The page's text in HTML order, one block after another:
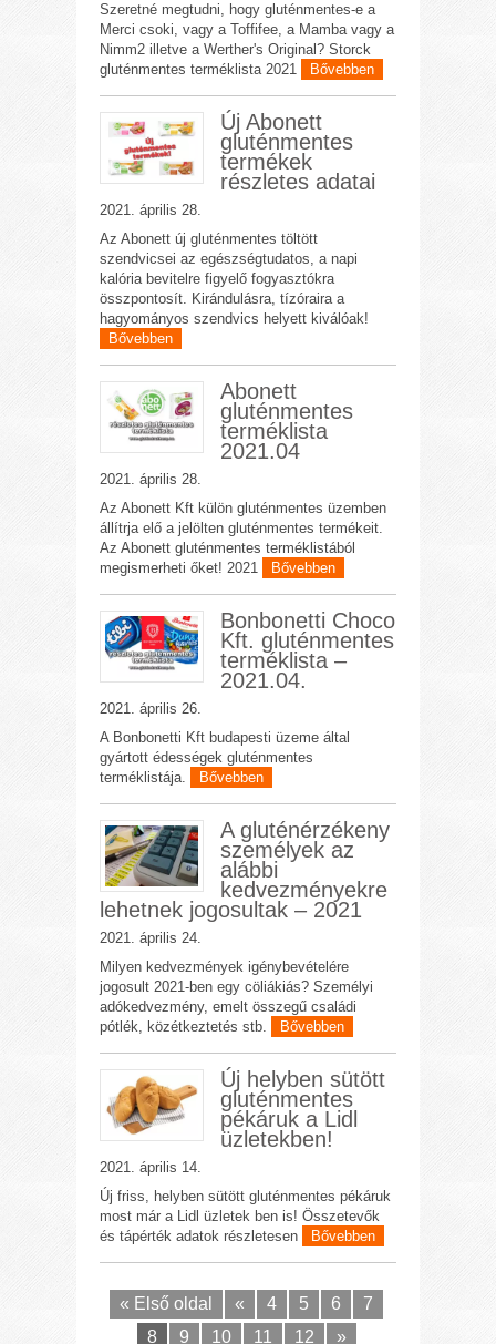
Szeretné megtudni, hogy gluténmentes-e a
Merci csoki, vagy a Toffifee, a Mamba vagy a
Nimm2 illetve a Werther's Original? Storck
gluténmentes terméklista 2021
Bővebben
Új Abonett
gluténmentes
termékek
részletes adatai
2021. április 28.
Az Abonett új gluténmentes töltött
szendvicsei az egészségtudatos, a napi
kalória bevitelre figyelő fogyasztókra
összpontosít. Kirándulásra, tízóraira a
hagyományos szendvics helyett kiválóak!
Bővebben
Abonett
gluténmentes
terméklista
2021.04
2021. április 28.
Az Abonett Kft külön gluténmentes üzemben
állítrja elő a jelölten gluténmentes termékeit.
Az Abonett gluténmentes terméklistából
megismerheti őket! 2021
Bővebben
Bonbonetti Choco
Kft. gluténmentes
terméklista –
2021.04.
2021. április 26.
A Bonbonetti Kft budapesti üzeme által
gyártott édességek gluténmentes
terméklistája.
Bővebben
A gluténérzékeny
személyek az
alábbi
kedvezményekre
lehetnek jogosultak – 2021
2021. április 24.
Milyen kedvezmények igénybevételére
jogosult 2021-ben egy cöliákiás? Személyi
adókedvezmény, emelt összegű családi
pótlék, közétkeztetés stb.
Bővebben
Új helyben sütött
gluténmentes
pékáruk a Lidl
üzletekben!
2021. április 14.
Új friss, helyben sütött gluténmentes pékáruk
most már a Lidl üzletek ben is! Összetevők
és tápérték adatok részletesen
Bővebben
« Első oldal « 4 5 6
7
8
9 10 11 12 »